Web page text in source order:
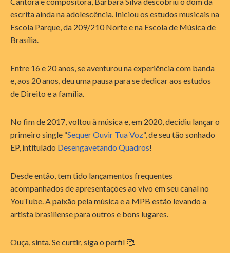
escrita ainda na adolescência. Iniciou os estudos musicais na
Escola Parque, da 209/210 Norte e na Escola de Música de
Brasília.
Entre 16 e 20 anos, se aventurou na experiência com banda
e, aos 20 anos, deu uma pausa para se dedicar aos estudos
de Direito e a família.
No fim de 2017, voltou à música e, em 2020, decidiu lançar o
primeiro single “Sequer Ouvir Tua Voz“, de seu tão sonhado
EP, intitulado Desengavetando Quadros!
Desde então, tem tido lançamentos frequentes
acompanhados de apresentações ao vivo em seu canal no
YouTube. A paixão pela música e a MPB estão levando a
artista brasiliense para outros e bons lugares.
Ouça, sinta. Se curtir, siga o perfil 🥰